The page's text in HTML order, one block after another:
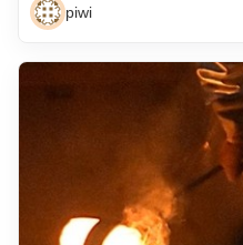
piwi